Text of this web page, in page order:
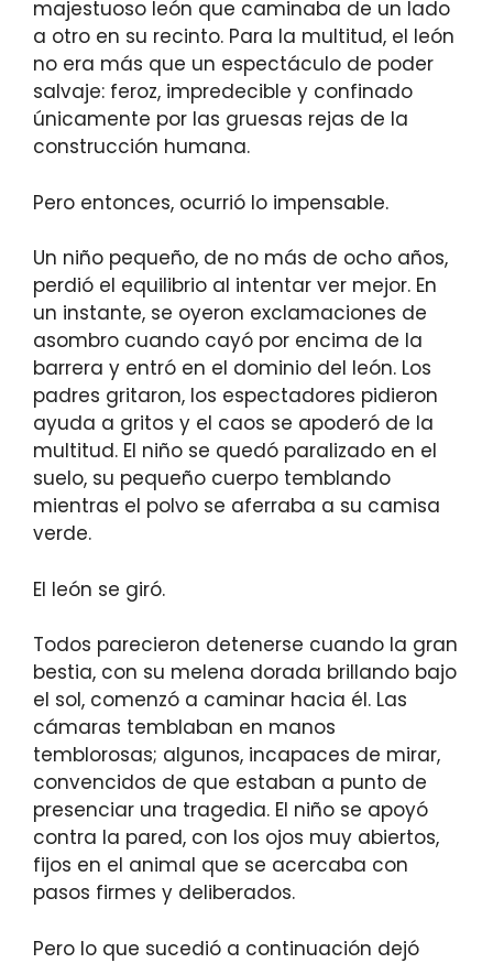
majestuoso león que caminaba de un lado
a otro en su recinto. Para la multitud, el león
no era más que un espectáculo de poder
salvaje: feroz, impredecible y confinado
únicamente por las gruesas rejas de la
construcción humana.
Pero entonces, ocurrió lo impensable.
Un niño pequeño, de no más de ocho años,
perdió el equilibrio al intentar ver mejor. En
un instante, se oyeron exclamaciones de
asombro cuando cayó por encima de la
barrera y entró en el dominio del león. Los
padres gritaron, los espectadores pidieron
ayuda a gritos y el caos se apoderó de la
multitud. El niño se quedó paralizado en el
suelo, su pequeño cuerpo temblando
mientras el polvo se aferraba a su camisa
verde.
El león se giró.
Todos parecieron detenerse cuando la gran
bestia, con su melena dorada brillando bajo
el sol, comenzó a caminar hacia él. Las
cámaras temblaban en manos
temblorosas; algunos, incapaces de mirar,
convencidos de que estaban a punto de
presenciar una tragedia. El niño se apoyó
contra la pared, con los ojos muy abiertos,
fijos en el animal que se acercaba con
pasos firmes y deliberados.
Pero lo que sucedió a continuación dejó